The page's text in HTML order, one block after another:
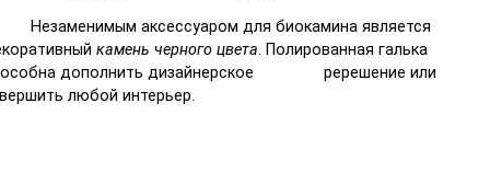
аксессуаром для биокамина является
камень черного цвета. Полированная галька
дополнить дизайнерское ререшение или
любой интерьер.